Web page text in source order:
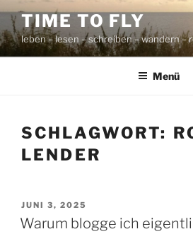
Zum
Inhalt
springen
TIME TO FLY
leben – lesen – schreiben – wandern –
Menü
SCHLAGWORT:
LENDER
VERÖFFENTLICHT
AM
JUNI 3, 2025
Warum blogge ich